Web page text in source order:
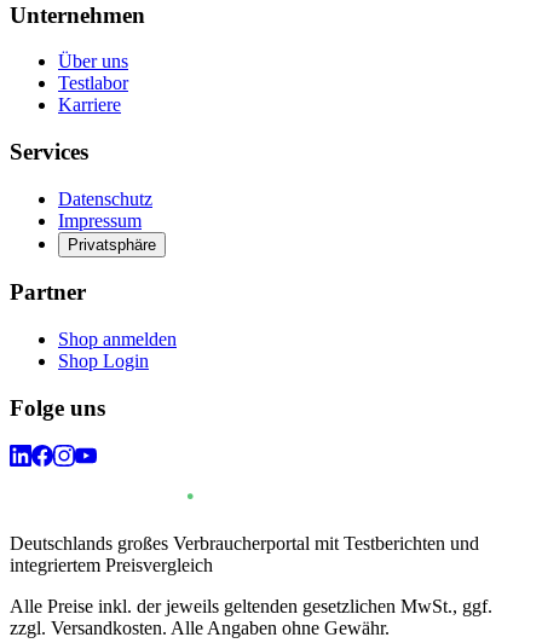
Unternehmen
Über uns
Testlabor
Karriere
Services
Datenschutz
Impressum
Privatsphäre
Partner
Shop anmelden
Shop Login
Folge uns
Deutschlands großes Verbraucherportal mit Testberichten und
integriertem Preisvergleich
Alle Preise inkl. der jeweils geltenden gesetzlichen MwSt., ggf.
zzgl. Versandkosten. Alle Angaben ohne Gewähr.